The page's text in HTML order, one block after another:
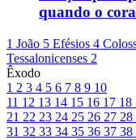
quando o
1 João 5 Efésios 4
Tessalonicenses 2
Êxodo
1 2 3 4 5 6 7 8 9 10
11 12 13 14 15 16 17 18
21 22 23 24 25 26 27 28
31 32 33 34 35 36 37 38